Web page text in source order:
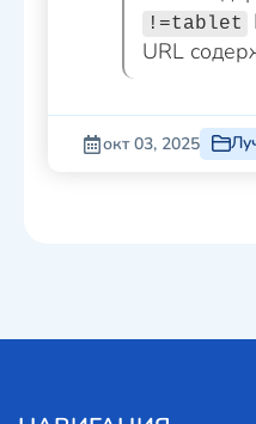
!=tablet
URL
окт 03, 2025